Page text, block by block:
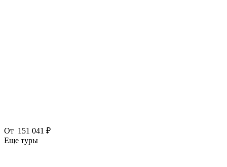
От 151 041 ₽
Еще туры